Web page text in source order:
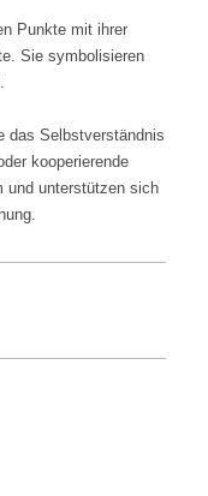
Punkte mit ihrer
Sie symbolisieren
das Selbstverständnis
kooperierende
und unterstützen sich